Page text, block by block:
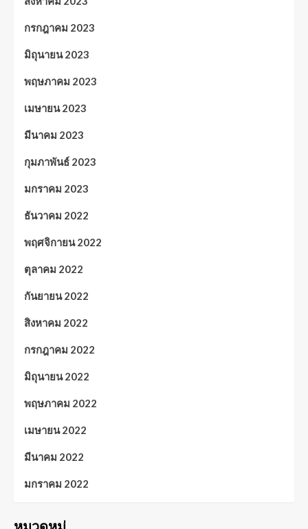
กรกฎาคม 2023
มิถุนายน 2023
พฤษภาคม 2023
เมษายน 2023
มีนาคม 2023
กุมภาพันธ์ 2023
มกราคม 2023
ธันวาคม 2022
พฤศจิกายน 2022
ตุลาคม 2022
กันยายน 2022
สิงหาคม 2022
กรกฎาคม 2022
มิถุนายน 2022
พฤษภาคม 2022
เมษายน 2022
มีนาคม 2022
มกราคม 2022